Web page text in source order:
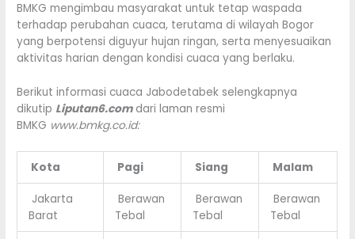
BMKG mengimbau masyarakat untuk tetap waspada
terhadap perubahan cuaca, terutama di wilayah Bogor
yang berpotensi diguyur hujan ringan, serta menyesuaikan
aktivitas harian dengan kondisi cuaca yang berlaku.
Berikut informasi cuaca Jabodetabek selengkapnya
dikutip Liputan6.com dari laman resmi
BMKG www.bmkg.co.id:
Kota Pagi Siang Malam
Jakarta
Barat
Berawan
Tebal
Berawan
Tebal
Berawan
Tebal